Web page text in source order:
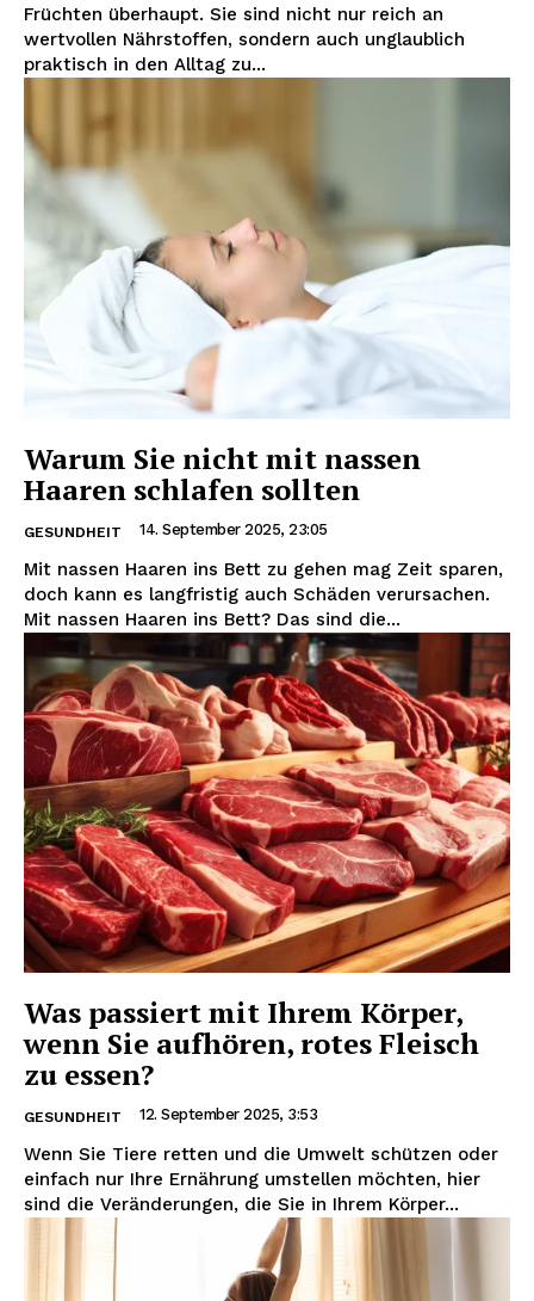
Früchten überhaupt. Sie sind nicht nur reich an
wertvollen Nährstoffen, sondern auch unglaublich
praktisch in den Alltag zu...
Warum Sie nicht mit nassen
Haaren schlafen sollten
GESUNDHEIT 14. September 2025, 23:05
Mit nassen Haaren ins Bett zu gehen mag Zeit sparen,
doch kann es langfristig auch Schäden verursachen.
Mit nassen Haaren ins Bett? Das sind die...
Was passiert mit Ihrem Körper,
wenn Sie aufhören, rotes Fleisch
zu essen?
GESUNDHEIT 12. September 2025, 3:53
Wenn Sie Tiere retten und die Umwelt schützen oder
einfach nur Ihre Ernährung umstellen möchten, hier
sind die Veränderungen, die Sie in Ihrem Körper...